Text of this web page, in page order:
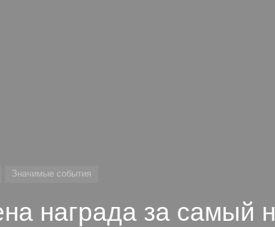
Значимые события
награда за самый